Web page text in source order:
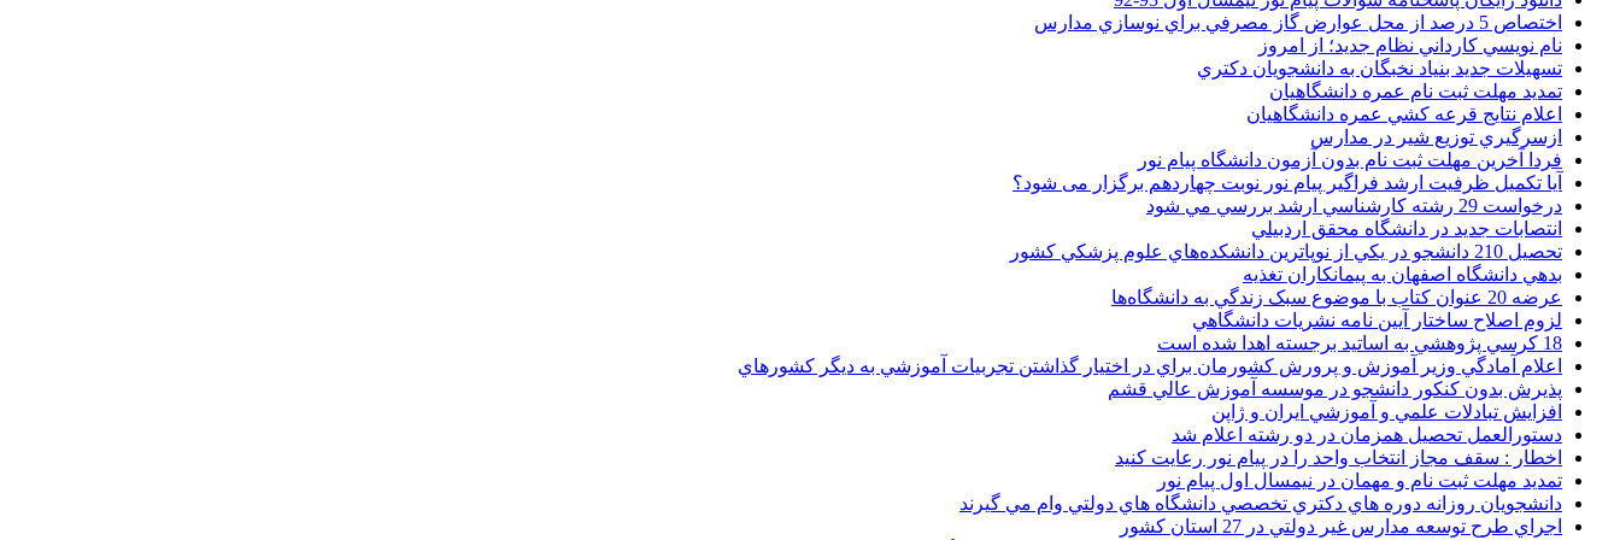
اختصاص 5 درصد از محل عوارض گاز مصرفي براي نوسازي مدارس
نام نويسي کارداني نظام جديد؛ از امروز
تسهيلات جديد بنياد نخبگان به دانشجويان دکتري
تمديد مهلت ثبت نام عمره دانشگاهيان
اعلام نتايج قرعه کشي عمره دانشگاهيان
ازسرگيري توزيع شير در مدارس
فردا آخرین مهلت ثبت نام بدون آزمون دانشگاه پیام نور
آیا تکمیل ظرفیت ارشد فراگیر پیام نور نوبت چهاردهم برگزار می شود؟
درخواست 29 رشته کارشناسي ارشد بررسي مي شود
انتصابات جديد در دانشگاه محقق اردبيلي
تحصيل 210 دانشجو در يکي از نوپاترين دانشکده‌هاي علوم پزشکي کشور
بدهي دانشگاه اصفهان به پيمانکاران تغذيه
عرضه 20 عنوان کتاب با موضوع سبک زندگي به دانشگاه‌ها
لزوم اصلاح ساختار آيين نامه نشريات دانشگاهي
18 کرسي پژوهشي به اساتيد برجسته اهدا شده است
اعلام آمادگي وزير آموزش و پرورش کشورمان براي در اختيار گذاشتن تجربيات آموزشي به ديگر کشورهاي
پذيرش بدون کنکور دانشجو در موسسه آموزش عالي قشم
افزايش تبادلات علمي و آموزشي ايران و ژاپن
دستورالعمل تحصیل همزمان در دو رشته اعلام شد
اخطار : سقف مجاز انتخاب واحد را در پیام نور رعایت کنید
تمدید مهلت ثبت نام و مهمان در نیمسال اول پیام نور
دانشجويان روزانه دوره هاي دكتري تخصصي دانشگاه هاي دولتي وام مي گيرند
اجراي طرح توسعه مدارس غير دولتي در 27 استان کشور